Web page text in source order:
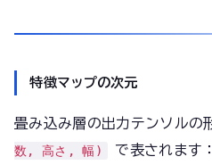
特徴マップの次元
畳み込み層の出力テンソルの
数, 高さ, 幅)
で表されます：